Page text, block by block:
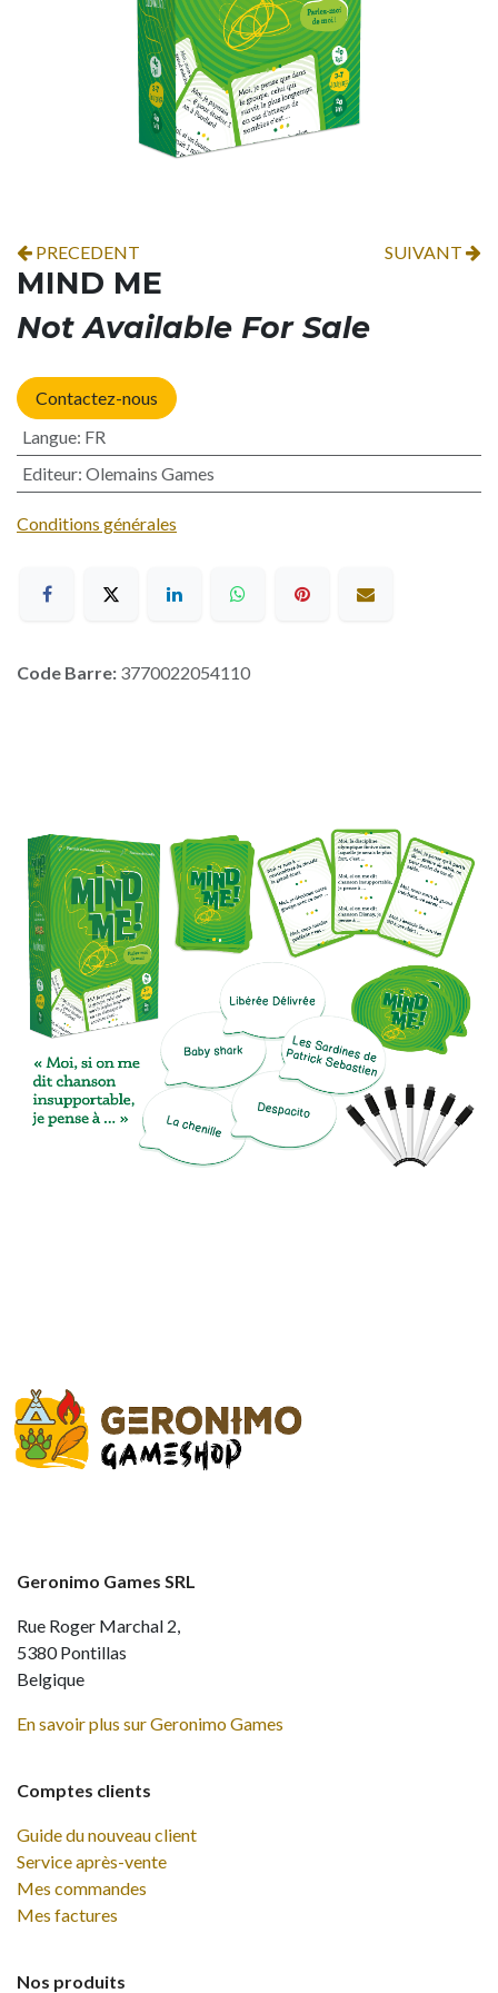
PRECEDENT SUIVANT
MIND ME
Not Available For Sale
Contactez-nous
Langue: FR
Editeur: Olemains Games
Conditions générales
Code Barre: 3770022054110
Comptes clients
Guide du nouveau client
Service après-vente
Mes commandes
Mes factures
Nos produits
Geronimo Games SRL
Rue Roger Marchal 2,
5380 Pontillas
Belgique
En savoir plus sur Geronimo Games